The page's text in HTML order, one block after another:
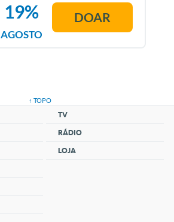
AGOSTO
19% DOAR
↑ TOPO
TV
RÁDIO
LOJA